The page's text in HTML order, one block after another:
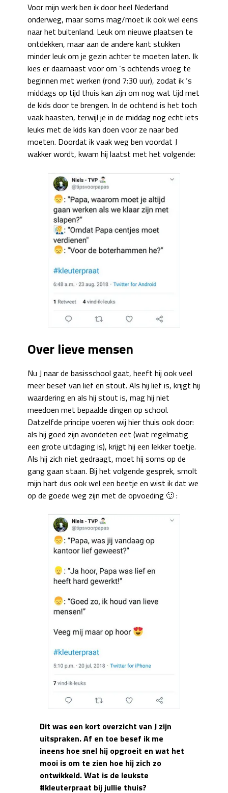
Voor mijn werk ben ik door heel Nederland
onderweg, maar soms mag/moet ik ook wel eens
naar het buitenland. Leuk om nieuwe plaatsen te
ontdekken, maar aan de andere kant stukken
minder leuk om je gezin achter te moeten laten. Ik
kies er daarnaast voor om ‘s ochtends vroeg te
beginnen met werken (rond 7:30 uur), zodat ik ‘s
middags op tijd thuis kan zijn om nog wat tijd met
de kids door te brengen. In de ochtend is het toch
vaak haasten, terwijl je in de middag nog echt iets
leuks met de kids kan doen voor ze naar bed
moeten. Doordat ik vaak weg ben voordat J
wakker wordt, kwam hij laatst met het volgende:
Over lieve mensen
Nu J naar de basisschool gaat, heeft hij ook veel
meer besef van lief en stout. Als hij lief is, krijgt hij
waardering en als hij stout is, mag hij niet
meedoen met bepaalde dingen op school.
Datzelfde principe voeren wij hier thuis ook door:
als hij goed zijn avondeten eet (wat regelmatig
een grote uitdaging is), krijgt hij een lekker toetje.
Als hij zich niet gedraagt, moet hij soms op de
gang gaan staan. Bij het volgende gesprek, smolt
mijn hart dus ook wel een beetje en wist ik dat we
op de goede weg zijn met de opvoeding 🙂 :
Dit was een kort overzicht van J zijn
uitspraken. Af en toe besef ik me
ineens hoe snel hij opgroeit en wat het
mooi is om te zien hoe hij zich zo
ontwikkeld. Wat is de leukste
#kleuterpraat bij jullie thuis?